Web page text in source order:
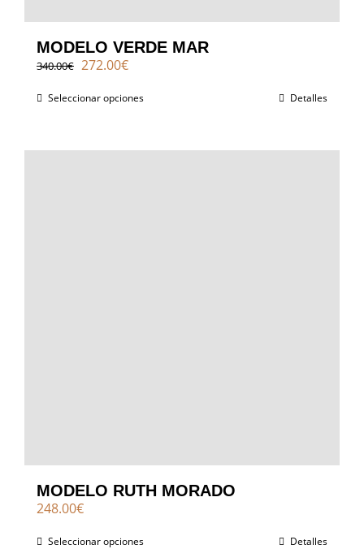
MODELO VERDE MAR
340.00€ El
original
272.00€El
actual
Seleccionar opciones Detalles
MODELO RUTH MORADO
248.00€
Seleccionar opciones Detalles